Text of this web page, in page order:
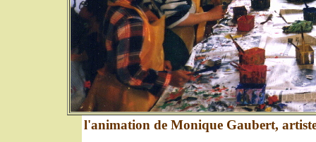
l'animation de Monique Gaubert,